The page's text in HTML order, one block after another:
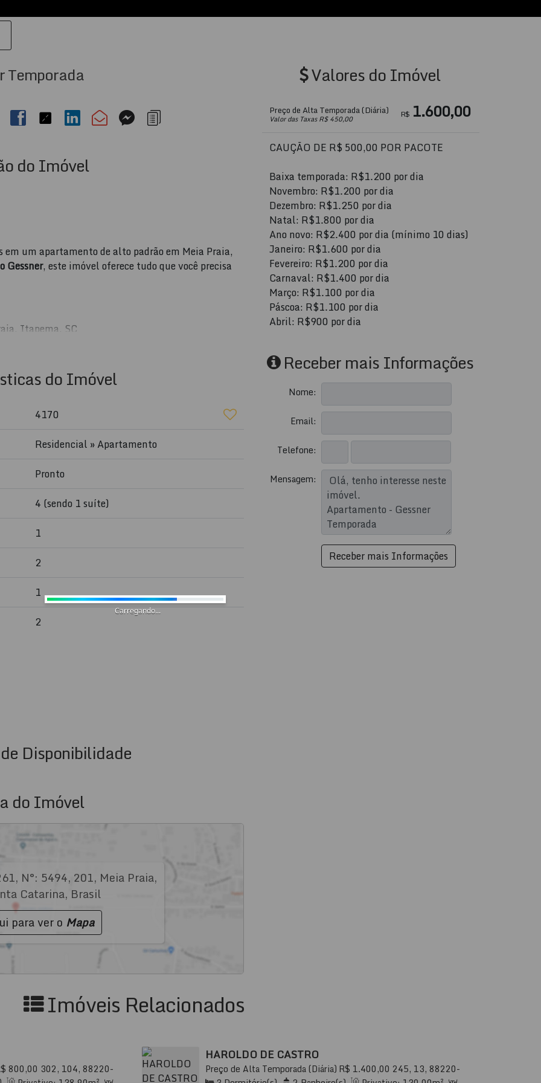
Temporada
do Imóvel
um apartamento de alto padrão em Meia Praia,
Gessner, este imóvel oferece tudo que você precisa
Itapema, SC
e família
e porcelanato
únicos em um dos melhores bairros de Itapema!
do Imóvel
4170
Residencial »Apartamento
Pronto
4 (sendo 1 suíte)
1
2
1
2
Disponibilidade
do Imóvel
, N°: 5494, 201, Meia Praia,
Catarina, Brasil
para ver o Mapa
Valores do Imóvel
R$ 1.600,00
Preço de Alta Temporada (Diária)
Valor das Taxas R$ 450,00
CAUÇÃO DE R$ 500,00 POR PACOTE
Baixa temporada: R$1.200 por dia
Novembro: R$1.200 por dia
Dezembro: R$1.250 por dia
Natal: R$1.800 por dia
Ano novo: R$2.400 por dia (mínimo 10 dias)
Janeiro: R$1.600 por dia
Fevereiro: R$1.200 por dia
Carnaval: R$1.400 por dia
Março: R$1.100 por dia
Páscoa: R$1.100 por dia
Abril: R$900 por dia
Receber mais Informações
Nome:
Email:
Telefone:
Mensagem:
Imóveis Relacionados
800,00 302, 104, 88220-
Brasil
HAROLDO DE CASTRO
R$ 1.400,00
Preço de Alta Temporada (Diária) 245, 13, 88220-
000, Meia Praia, Itapema, Santa Catarina, Brasil
Carregando...